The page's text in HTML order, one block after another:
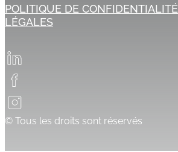
POLITIQUE DE CONFIDENTIALITÉ
LÉGALES
© Tous les droits sont réservés